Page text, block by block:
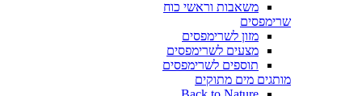
משאבות וראשי כוח
שרימפסים
מזון לשרימפסים
מצעים לשרימפסים
תוספים לשרימפסים
מותגים מים מתוקים